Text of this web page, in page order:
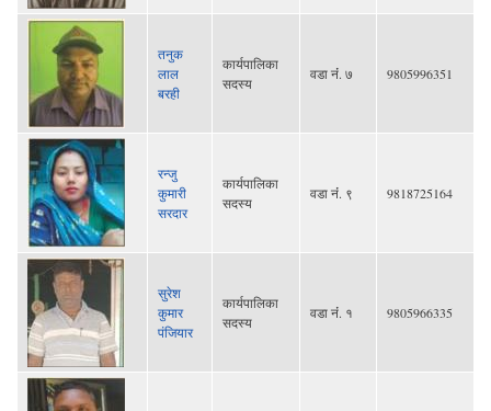
तनुक
लाल
बरही
कार्यपालिका
सदस्य
वडा नंं. ७ 9805996351
रन्जु
कुमारी
सरदार
कार्यपालिका
सदस्य
वडा नंं. ९ 9818725164
सुरेश
कुमार
पंजियार
कार्यपालिका
सदस्य
वडा नंं. १ 9805966335